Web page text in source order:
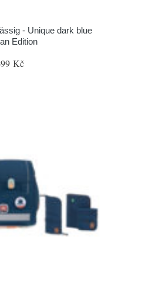
- Unique dark blue
Edition
Kč